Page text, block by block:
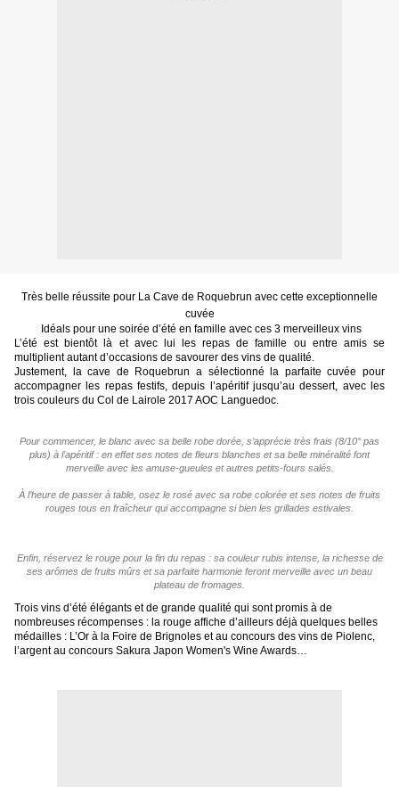
Très belle réussite pour La Cave de Roquebrun avec cette exceptionnelle
cuvée
Idéals pour une soirée d’été en famille avec ces 3 merveilleux vins
L’été est bientôt là et avec lui les repas de famille ou entre amis se
multiplient autant d’occasions de savourer des vins de qualité.
Justement, la cave de Roquebrun a sélectionné la parfaite cuvée pour
accompagner les repas festifs, depuis l’apéritif jusqu’au dessert, avec les
trois couleurs du Col de Lairole 2017 AOC Languedoc.
Pour commencer, le blanc avec sa belle robe dorée, s’apprécie très frais (8/10° pas
plus) à l’apéritif : en effet ses notes de fleurs blanches et sa belle minéralité font
merveille avec les amuse-gueules et autres petits-fours salés.
À l’heure de passer à table, osez le rosé avec sa robe colorée et ses notes de fruits
rouges tous en fraîcheur qui accompagne si bien les grillades estivales.
Enfin, réservez le rouge pour la fin du repas : sa couleur rubis intense, la richesse de
ses arômes de fruits mûrs et sa parfaite harmonie feront merveille avec un beau
plateau de fromages.
Trois vins d’été élégants et de grande qualité qui sont promis à de
nombreuses récompenses : la rouge affiche d’ailleurs déjà quelques belles
médailles : L’Or à la Foire de Brignoles et au concours des vins de Piolenc,
l’argent au concours Sakura Japon Women's Wine Awards…